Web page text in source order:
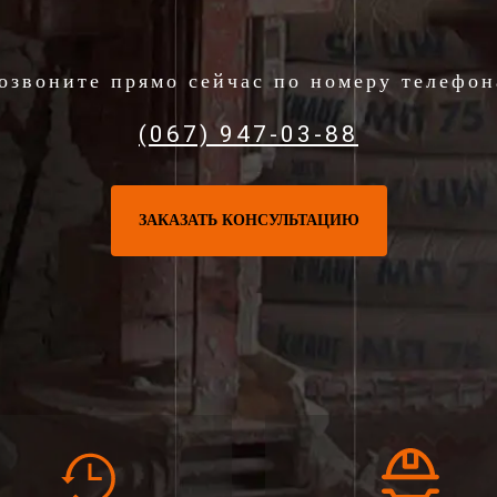
прямо сейчас по номеру
(067) 947-03-88
ЗАКАЗАТЬ КОНСУЛЬТАЦИЮ